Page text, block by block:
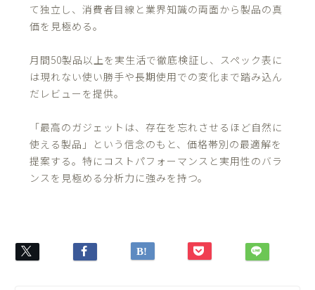
て独立し、消費者目線と業界知識の両面から製品の真
価を見極める。
月間50製品以上を実生活で徹底検証し、スペック表に
は現れない使い勝手や長期使用での変化まで踏み込ん
だレビューを提供。
「最高のガジェットは、存在を忘れさせるほど自然に
使える製品」という信念のもと、価格帯別の最適解を
提案する。特にコストパフォーマンスと実用性のバラ
ンスを見極める分析力に強みを持つ。